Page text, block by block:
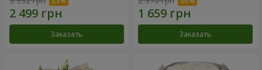
Заказать Заказать